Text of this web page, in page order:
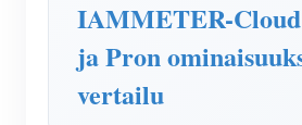
PV-lämmittimen
Kodin automatisointi
Tehdasenergian valvonta
Tuotteen pika-aloitus
Asiakirja
Opetusvideo
Yhteisö
Kehittäjä
Tutkia
Ottaa yhteyttä
IAMMETER-
ja Pron
vertailu